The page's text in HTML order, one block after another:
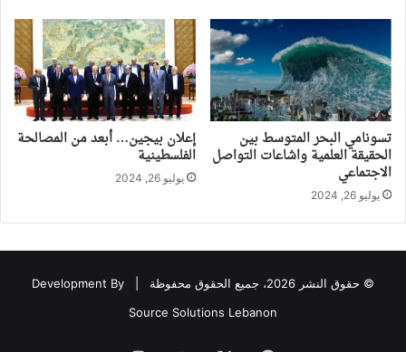
تسونامي البحر المتوسط بين
الحقيقة العلمية واشاعات التواصل
الاجتماعي
يوليو 26, 2024
إعلان بيجين… أبعد من المصالحة
الفلسطينية
يوليو 26, 2024
© حقوق النشر 2026، جميع الحقوق محفوظة |
Development By
Source Solutions Lebanon